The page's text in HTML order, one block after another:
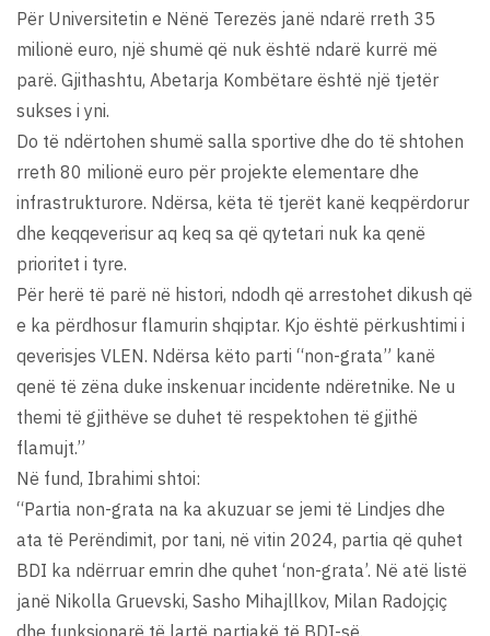
Për Universitetin e Nënë Terezës janë ndarë rreth 35
milionë euro, një shumë që nuk është ndarë kurrë më
parë. Gjithashtu, Abetarja Kombëtare është një tjetër
sukses i yni.
Do të ndërtohen shumë salla sportive dhe do të shtohen
rreth 80 milionë euro për projekte elementare dhe
infrastrukturore. Ndërsa, këta të tjerët kanë keqpërdorur
dhe keqqeverisur aq keq sa që qytetari nuk ka qenë
prioritet i tyre.
Për herë të parë në histori, ndodh që arrestohet dikush që
e ka përdhosur flamurin shqiptar. Kjo është përkushtimi i
qeverisjes VLEN. Ndërsa këto parti “non-grata” kanë
qenë të zëna duke inskenuar incidente ndëretnike. Ne u
themi të gjithëve se duhet të respektohen të gjithë
flamujt.”
Në fund, Ibrahimi shtoi:
“Partia non-grata na ka akuzuar se jemi të Lindjes dhe
ata të Perëndimit, por tani, në vitin 2024, partia që quhet
BDI ka ndërruar emrin dhe quhet ‘non-grata’. Në atë listë
janë Nikolla Gruevski, Sasho Mihajllkov, Milan Radojçiç
dhe funksionarë të lartë partiakë të BDI-së.